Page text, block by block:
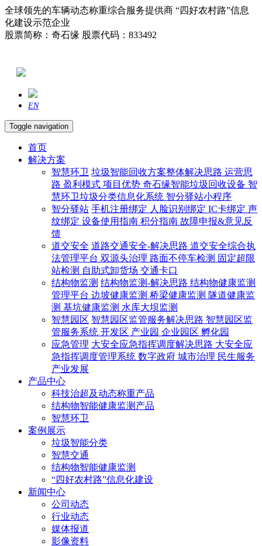
全球领先的车辆动态称重综合服务提供商 “四好农村路”信息
化建设示范企业
股票简称：奇石缘 股票代码：833492
EN
Toggle navigation
首页
解决方案
智慧环卫 垃圾智能回收方案整体解决思路 运营思
路 盈利模式 项目优势 奇石缘智能垃圾回收设备 智
慧环卫垃圾分类信息化系统 智分驿站小程序
智分驿站 手机注册绑定 人脸识别绑定 IC卡绑定 声
纹绑定 设备使用指南 积分指南 故障申报&意见反
馈
道交安全 道路交通安全-解决思路 道交安全综合执
法管理平台 双源头治理 路面不停车检测 固定超限
站检测 自助式卸货场 交通卡口
结构物监测 结构物监测-解决思路 结构物健康监测
管理平台 边坡健康监测 桥梁健康监测 隧道健康监
测 基坑健康监测 水库大坝监测
智慧园区 智慧园区监管服务解决思路 智慧园区监
管服务系统 开发区 产业园 企业园区 孵化园
应急管理 大安全应急指挥调度解决思路 大安全应
急指挥调度管理系统 数字政府 城市治理 民生服务
产业发展
产品中心
科技治超及动态称重产品
结构物智能健康监测产品
智慧环卫
案例展示
垃圾智能分类
智慧交通
结构物智能健康监测
“四好农村路”信息化建设
新闻中心
公司动态
行业动态
媒体报道
影像资料